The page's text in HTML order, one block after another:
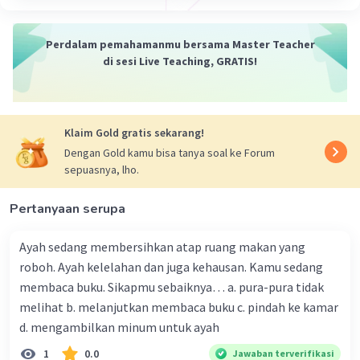
4. Hormat kepada orang yang lebih tua.
Beri Rating·5.0(1) Balas
Iklan
Rakha R Level 17
07 Juli 2022 03:41
Livi P Level 89
14 Februari 2024 14:19
ketuhanan yg maha esa
Perdalam pemahamanmu bersama Master Teacher
di sesi Live Teaching, GRATIS!
Klaim Gold gratis sekarang!
Dengan Gold kamu bisa tanya soal ke Forum
sepuasnya, lho.
Pertanyaan serupa
Ayah sedang membersihkan atap ruang makan yang
roboh. Ayah kelelahan dan juga kehausan. Kamu sedang
membaca buku. Sikapmu sebaiknya… a. pura-pura tidak
melihat b. melanjutkan membaca buku c. pindah ke kamar
d. mengambilkan minum untuk ayah
1 0.0 Jawaban terverifikasi